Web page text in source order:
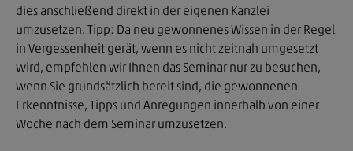
dies anschließend direkt in der eigenen Kanzlei
umzusetzen. Tipp: Da neu gewonnenes Wissen in der Regel
in Vergessenheit gerät, wenn es nicht zeitnah umgesetzt
wird, empfehlen wir Ihnen das Seminar nur zu besuchen,
wenn Sie grundsätzlich bereit sind, die gewonnenen
Erkenntnisse, Tipps und Anregungen innerhalb von einer
Woche nach dem Seminar umzusetzen.